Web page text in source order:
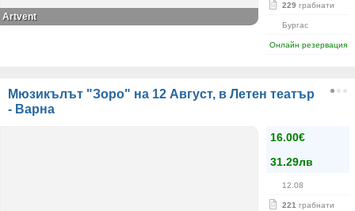
229 грабнати
Бургас
Онлайн резервация
Аrtvent
Мюзикълът "Зоро" на 12 Август, в Летен театър
- Варна
16.00€
31.29лв
12.08
221 грабнати